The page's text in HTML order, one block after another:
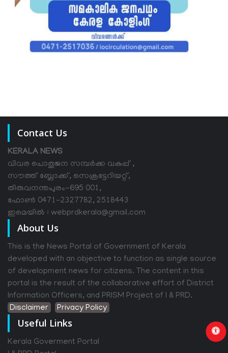
Contact Us
KERALA NEWS
വിവര പൊതുജന സമ്പര്‍ക്ക വകുപ്പ് ,
സൗത്ത് ബ്ലോക്ക്, സെക്രട്ടേറിയറ്റ്,
തിരുവനന്തപുരം-695 001,
ഫോൺ 0471-2327782, 2518443
ഇമെയിൽ : webprdkerala@gmail.com
About Us
This is the News Portal of Government of Kerala
developed with an objective to function as single source
of development news for citizens. The content in this
portal is the result of the collaborative effort of District
Information Officers, and PRISM Project of I & PRD.
Disclaimer
Privacy Policy
Useful Links
Kerala Goverment Portal